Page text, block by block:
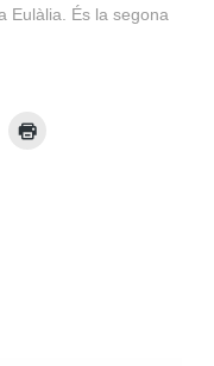
Eulàlia. És la segona